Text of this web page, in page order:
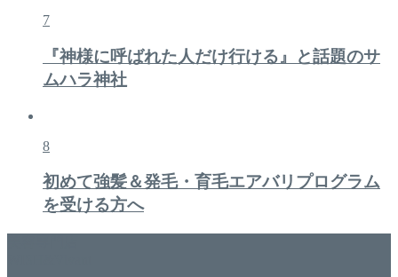
7
『神様に呼ばれた人だけ行ける』と話題のサ
ムハラ神社
8
初めて強髪＆発毛・育毛エアバリプログラム
を受ける方へ